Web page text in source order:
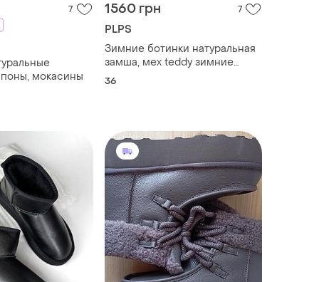
7
мокасины
1560 грн 7
PLPS
Зимние ботинки натуральная
замша, мех teddy зимние
ботинки черные 36р код
36